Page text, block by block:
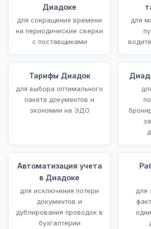
Диадоке
для сокращения времени
на периодические сверки
с поставщиками
для
Тарифы Диадок
для выбора оптимального
пакета документов и
экономии на ЭДО
Автоматизация учета
в Диадоке
для исключения потери
документов и
дублирования проводок в
бухгалтерии
для